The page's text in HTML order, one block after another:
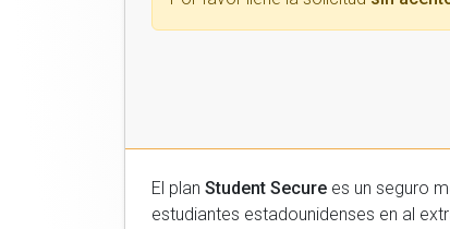
El plan Student Secure es un seguro medico para
estudiantes estadounidenses en al extranjero. Por favor, introduzca sus datos a continuacion para recibir un presupuesto